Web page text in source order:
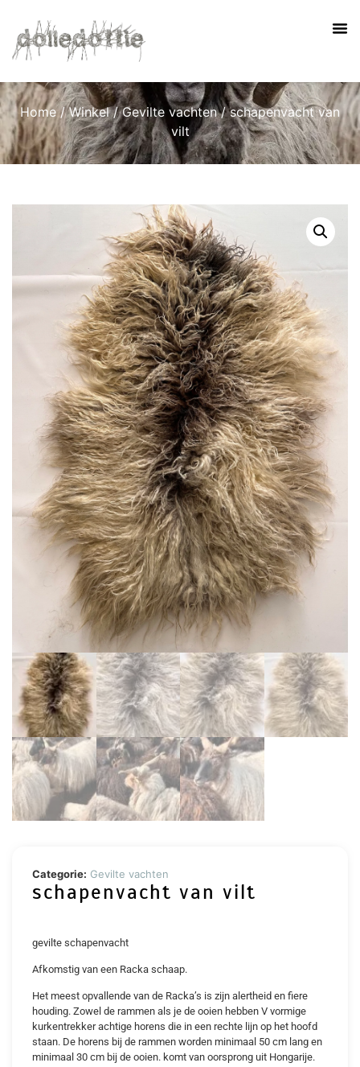
Home/Winkel/Gevilte vachten/ schapenvacht van
vilt
Categorie: Gevilte vachten
schapenvacht van vilt
gevilte schapenvacht
Afkomstig van een Racka schaap.
Het meest opvallende van de Racka’s is zijn alertheid en fiere
houding. Zowel de rammen als je de ooien hebben V vormige
kurkentrekker achtige horens die in een rechte lijn op het hoofd
staan. De horens bij de rammen worden minimaal 50 cm lang en
minimaal 30 cm bij de ooien. komt van oorsprong uit Hongarije.